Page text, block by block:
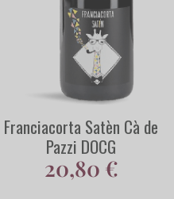
Franciacorta Satèn Cà de
Pazzi DOCG
20,80 €